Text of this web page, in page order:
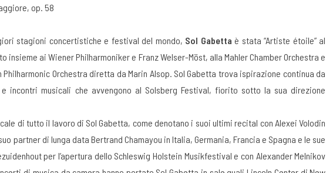
op. 58
stagioni concertistiche e festival del mondo, Sol Gabetta è stata “Artiste étoile” al
insieme ai Wiener Philharmoniker e Franz Welser-Möst, alla Mahler Chamber Orchestra e
Orchestra diretta da Marin Alsop. Sol Gabetta trova ispirazione continua da
e incontri musicali che avvengono al Solsberg Festival, fiorito sotto la sua direzione
di tutto il lavoro di Sol Gabetta, come denotano i suoi ultimi recital con Alexei Volodin
partner di lunga data Bertrand Chamayou in Italia, Germania, Francia e Spagna e le sue
per l’apertura dello Schleswig Holstein Musikfestival e con Alexander Melnikov